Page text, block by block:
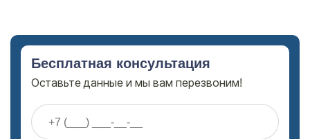
Бесплатная консультация
Оставьте данные и мы вам перезвоним!